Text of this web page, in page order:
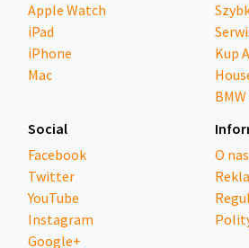
Apple Watch
iPad
iPhone
Mac
Kup
Social
Facebook
Twitter
YouTube
Instagram
Google+
O nas